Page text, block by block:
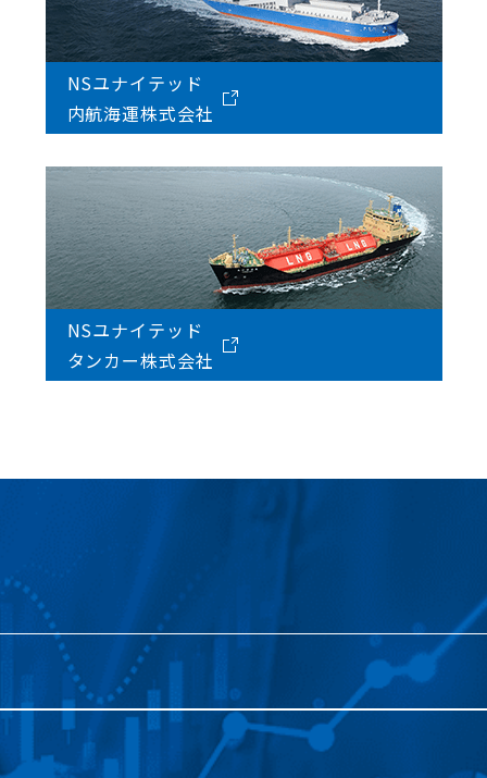
NSユナイテッド
内航海運株式会社
NSユナイテッド
タンカー株式会社